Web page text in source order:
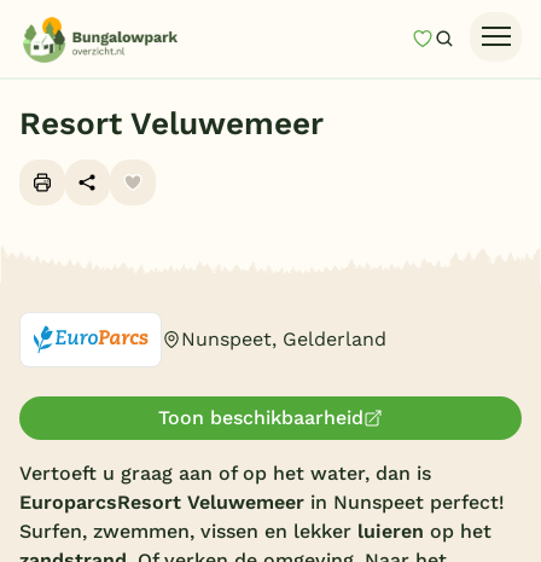
MijnZoeken
Last minutes
Onze vakantiegidsen
Vakantieparken
Subtropisch zwembad
Resort Veluwemeer
Nunspeet, Gelderland
Toon beschikbaarheid
Vertoeft u graag aan of op het water, dan is
EuroparcsResort Veluwemeer in Nunspeet perfect!
Surfen, zwemmen, vissen en lekker luieren op het